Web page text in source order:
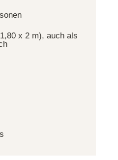
x 2 m), auch als